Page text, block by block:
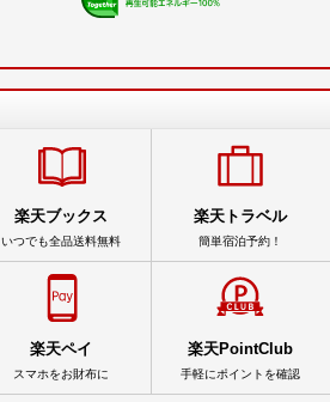
楽天ブックス
いつでも全品送料無料
楽天トラベル
簡単宿泊予約！
楽天ペイ
スマホをお財布に
楽天PointClub
手軽にポイントを確認